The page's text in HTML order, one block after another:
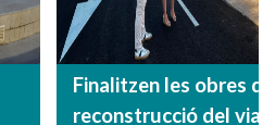
Finalitzen les obres de
reconstrucció del vial